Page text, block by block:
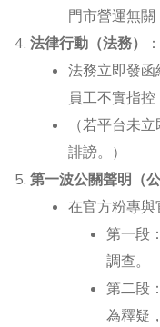
門市營運無關
法律行動（法務）
：
法務立即發
員工不實指控
（若平台未
誹謗。）
第一波公關聲明（
在官方粉專與
第一段
調查。
第二段
為釋疑